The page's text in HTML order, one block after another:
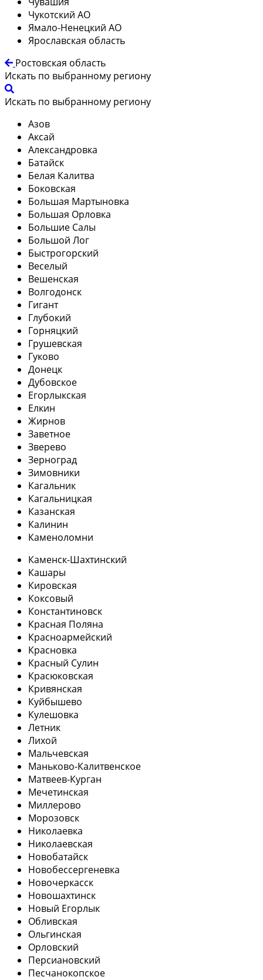
Чукотский АО
Ямало-Ненецкий АО
Ярославская область
Ростовская область
Искать по выбранному региону
Искать по выбранному региону
Азов
Аксай
Александровка
Батайск
Белая Калитва
Боковская
Большая Мартыновка
Большая Орловка
Большие Салы
Большой Лог
Быстрогорский
Веселый
Вешенская
Волгодонск
Гигант
Глубокий
Горняцкий
Грушевская
Гуково
Донецк
Дубовское
Егорлыкская
Елкин
Жирнов
Заветное
Зверево
Зерноград
Зимовники
Кагальник
Кагальницкая
Казанская
Калинин
Каменоломни
Каменск-Шахтинский
Кашары
Кировская
Коксовый
Константиновск
Красная Поляна
Красноармейский
Красновка
Красный Сулин
Красюковская
Кривянская
Куйбышево
Кулешовка
Летник
Лихой
Мальчевская
Маньково-Калитвенское
Матвеев-Курган
Мечетинская
Миллерово
Морозовск
Николаевка
Николаевская
Новобатайск
Новобессергеневка
Новочеркасск
Новошахтинск
Новый Егорлык
Обливская
Ольгинская
Орловский
Персиановский
Песчанокопское